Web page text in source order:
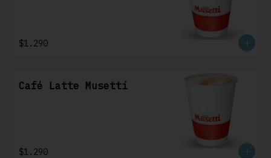
$1.290
Café Latte Musetti
$1.290